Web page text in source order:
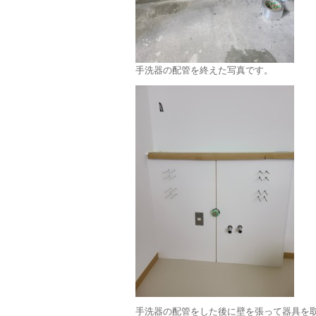
手洗器の配管を終えた写真です。
手洗器の配管をした後に壁を張って器具を